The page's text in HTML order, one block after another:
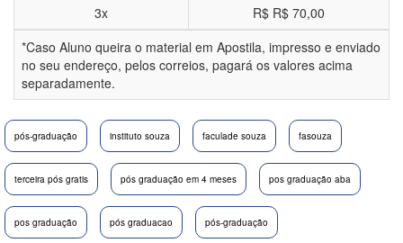
3x
R$ R$ 70,00
*Caso Aluno queira o material em Apostila, impresso e enviado
no seu endereço, pelos correios, pagará os valores acima
separadamente.
pós-graduação instituto souza faculade souza fasouza
terceira pós gratis pós graduação em 4 meses pos graduação aba
pos graduação pós graduacao pós-graduação